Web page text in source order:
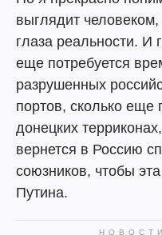
выглядит
глаза реальности. И
еще потребуется
разрушенных
портов, сколько еще
донецких
вернется в Россию
союзников, чтобы
Путина.